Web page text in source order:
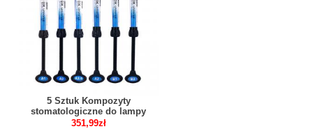
5 Sztuk Kompozyty
stomatologiczne do lampy
polimeryzacyjne A1 A2 A3 A3.5 B1
351,99zł